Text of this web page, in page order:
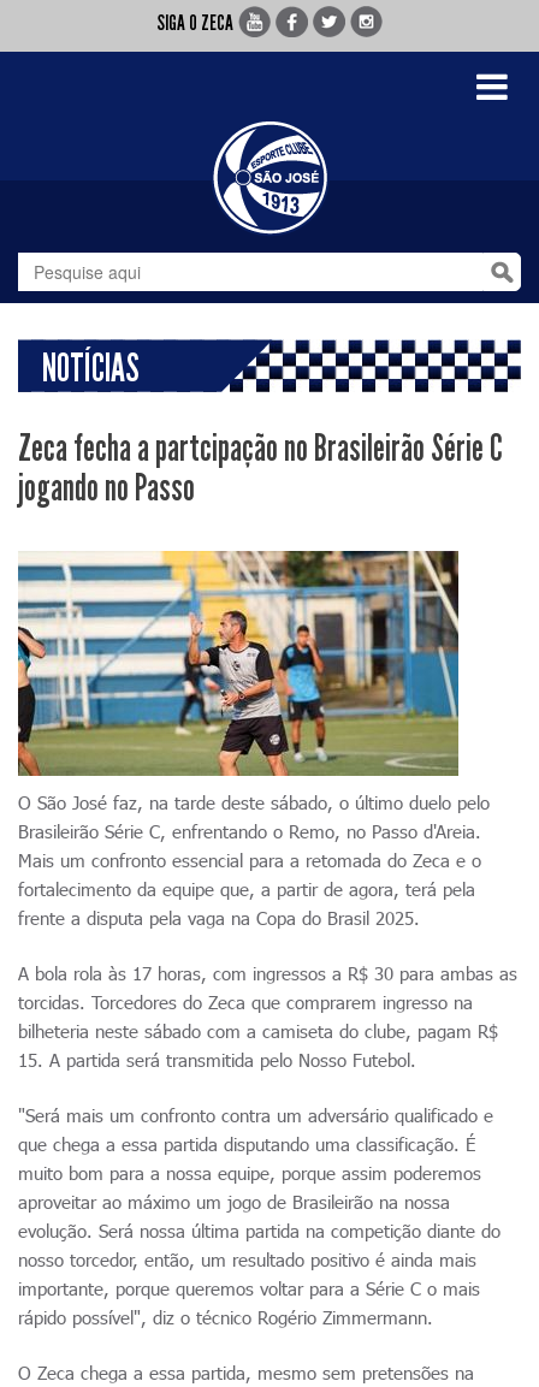
SIGA O ZECA
Toggle
NOTÍCIAS
Zeca fecha a partcipação no Brasileirão Série C
jogando no Passo
O São José faz, na tarde deste sábado, o último duelo pelo
Brasileirão Série C, enfrentando o Remo, no Passo d'Areia.
Mais um confronto essencial para a retomada do Zeca e o
fortalecimento da equipe que, a partir de agora, terá pela
frente a disputa pela vaga na Copa do Brasil 2025.
A bola rola às 17 horas, com ingressos a R$ 30 para ambas as
torcidas. Torcedores do Zeca que comprarem ingresso na
bilheteria neste sábado com a camiseta do clube, pagam R$
15. A partida será transmitida pelo Nosso Futebol.
"Será mais um confronto contra um adversário qualificado e
que chega a essa partida disputando uma classificação. É
muito bom para a nossa equipe, porque assim poderemos
aproveitar ao máximo um jogo de Brasileirão na nossa
evolução. Será nossa última partida na competição diante do
nosso torcedor, então, um resultado positivo é ainda mais
importante, porque queremos voltar para a Série C o mais
rápido possível", diz o técnico Rogério Zimmermann.
O Zeca chega a essa partida, mesmo sem pretensões na